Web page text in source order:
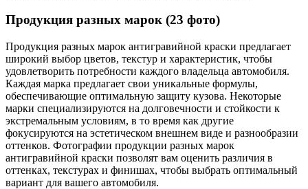
Продукция разных марок (23 фото)
Продукция разных марок антигравийной краски предлагает
широкий выбор цветов, текстур и характеристик, чтобы
удовлетворить потребности каждого владельца автомобиля.
Каждая марка предлагает свои уникальные формулы,
обеспечивающие оптимальную защиту кузова. Некоторые
марки специализируются на долговечности и стойкости к
экстремальным условиям, в то время как другие
фокусируются на эстетическом внешнем виде и разнообразии
оттенков. Фотографии продукции разных марок
антигравийной краски позволят вам оценить различия в
оттенках, текстурах и финишах, чтобы выбрать оптимальный
вариант для вашего автомобиля.